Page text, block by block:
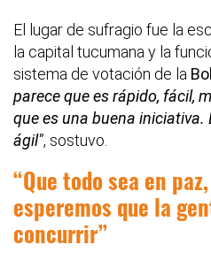
El lugar de sufragio fue la
la capital tucumana y la
sistema de votación de la
parece que es rápido, fácil,
que es una buena iniciativa.
ágil", sostuvo.
Que todo sea en
esperemos que la
concurrir